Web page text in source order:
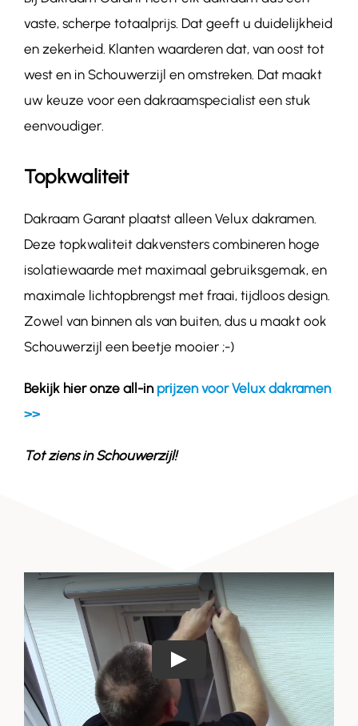
vaste, scherpe totaalprijs. Dat geeft u duidelijkheid
en zekerheid. Klanten waarderen dat, van oost tot
west en in Schouwerzijl en omstreken. Dat maakt
uw keuze voor een dakraamspecialist een stuk
eenvoudiger.
Topkwaliteit
Dakraam Garant plaatst alleen Velux dakramen.
Deze topkwaliteit dakvensters combineren hoge
isolatiewaarde met maximaal gebruiksgemak, en
maximale lichtopbrengst met fraai, tijdloos design.
Zowel van binnen als van buiten, dus u maakt ook
Schouwerzijl een beetje mooier ;-)
Bekijk hier onze all-in prijzen voor Velux dakramen
>>
Tot ziens inSchouwerzijl!